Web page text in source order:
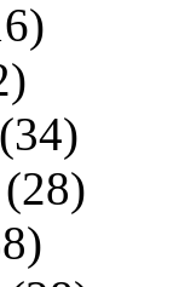
(34)
(28)